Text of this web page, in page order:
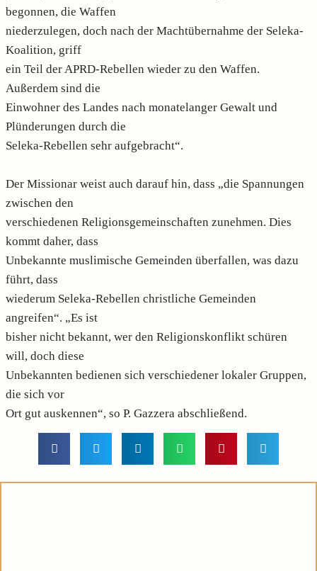
begonnen, die Waffen
niederzulegen, doch nach der Machtübernahme der Seleka-
Koalition, griff
ein Teil der APRD-Rebellen wieder zu den Waffen.
Außerdem sind die
Einwohner des Landes nach monatelanger Gewalt und
Plünderungen durch die
Seleka-Rebellen sehr aufgebracht“.
Der Missionar weist auch darauf hin, dass „die Spannungen
zwischen den
verschiedenen Religionsgemeinschaften zunehmen. Dies
kommt daher, dass
Unbekannte muslimische Gemeinden überfallen, was dazu
führt, dass
wiederum Seleka-Rebellen christliche Gemeinden
angreifen“. „Es ist
bisher nicht bekannt, wer den Religionskonflikt schüren
will, doch diese
Unbekannten bedienen sich verschiedener lokaler Gruppen,
die sich vor
Ort gut auskennen“, so P. Gazzera abschließend.